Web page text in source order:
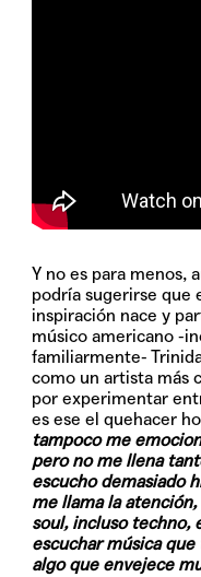
Y no es para menos,
podría sugerirse que
inspiración nace y
músico americano -
familiarmente-
como un artista más
por experimentar
es ese el quehacer
tampoco me
pero no me llena
escucho demasiado
me llama la
soul, incluso techno,
escuchar música
algo que envejece